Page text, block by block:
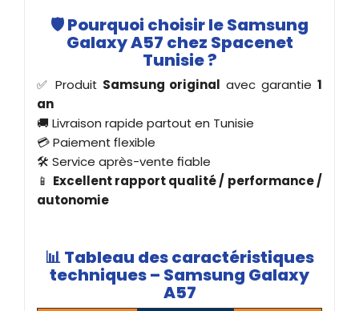
🛡️Pourquoi choisir le Samsung
Galaxy A57 chez Spacenet
Tunisie ?
✅ Produit Samsung original avec garantie1
an
🚚 Livraison rapide partout en Tunisie
💳 Paiement flexible
🛠️ Service après-vente fiable
📱 Excellent rapport qualité / performance /
autonomie
📊Tableau des caractéristiques
techniques – Samsung Galaxy
A57